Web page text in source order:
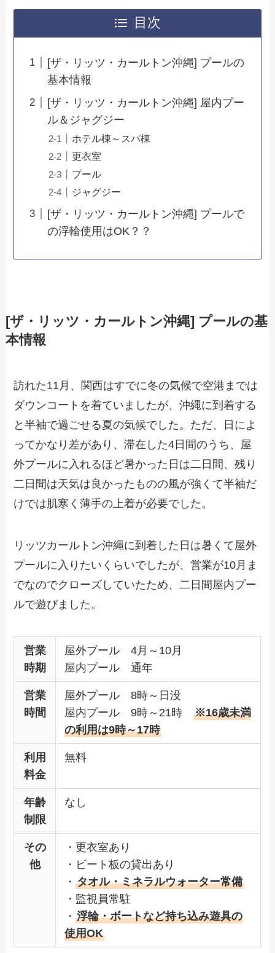
目次
[ザ・リッツ・カールトン沖縄] プールの
基本情報
[ザ・リッツ・カールトン沖縄] 屋内プー
ル＆ジャグジー
ホテル棟～スパ棟
更衣室
プール
ジャグジー
[ザ・リッツ・カールトン沖縄] プールで
の浮輪使用はOK？？
[ザ・リッツ・カールトン沖縄] プールの基
本情報
訪れた11月、関西はすでに冬の気候で空港までは
ダウンコートを着ていましたが、沖縄に到着する
と半袖で過ごせる夏の気候でした。ただ、日によ
ってかなり差があり、滞在した4日間のうち、屋
外プールに入れるほど暑かった日は二日間、残り
二日間は天気は良かったものの風が強くて半袖だ
けでは肌寒く薄手の上着が必要でした。
リッツカールトン沖縄に到着した日は暑くて屋外
プールに入りたいくらいでしたが、営業が10月ま
でなのでクローズしていたため、二日間屋内プー
ルで遊びました。
営業
時期
屋外ブール 4月～10月
屋内プール 通年
営業
時間
屋外プール 8時～日没
屋内プール 9時～21時 ※16歳未満
の利用は9時～17時
利用
料金
無料
年齢
制限
なし
その
他
・更衣室あり
・ビート板の貸出あり
・ タオル・ミネラルウォーター常備
・監視員常駐
・ 浮輪・ボートなど持ち込み遊具の
使用OK